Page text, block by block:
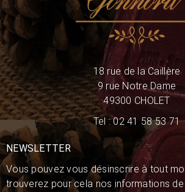
18 rue de la Caillère
9 rue Notre Dame
49300 CHOLET
Tel : 02 41 58 53 71
NEWSLETTER
Vous pouvez vous désinscrire à tout
trouverez pour cela nos informations